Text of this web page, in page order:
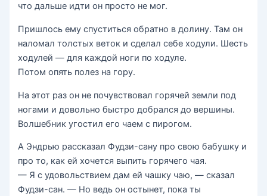
что дальше идти он просто не мог.
Пришлось ему спуститься обратно в долину. Там он
наломал толстых веток и сделал себе ходули. Шесть
ходулей — для каждой ноги по ходуле.
Потом опять полез на гору.
На этот раз он не почувствовал горячей земли под
ногами и довольно быстро добрался до вершины.
Волшебник угостил его чаем с пирогом.
А Эндрью рассказал Фудзи-сану про свою бабушку и
про то, как ей хочется выпить горячего чая.
— Я с удовольствием дам ей чашку чаю, — сказал
Фудзи-сан. — Но ведь он остынет, пока ты